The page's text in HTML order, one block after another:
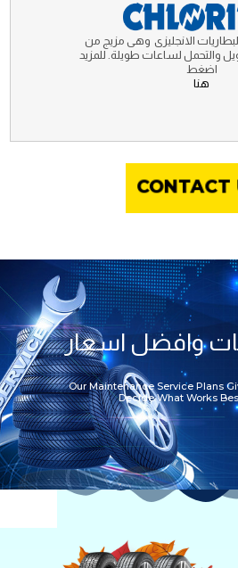
CONTACT
الانجليزى وهى مزيج من
والتحمل لساعات طويلة. للمزيد
اضغط
هنا
Our Maintenance Service Plans
Decide What Works
وافضل اسعار